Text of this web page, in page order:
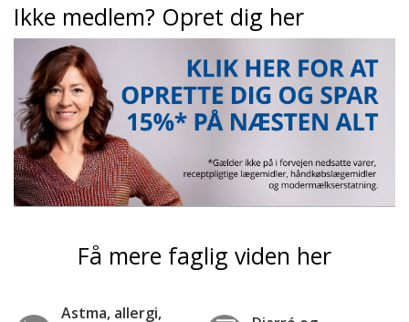
Ikke medlem? Opret dig her
Få mere faglig viden her
Astma, allergi,